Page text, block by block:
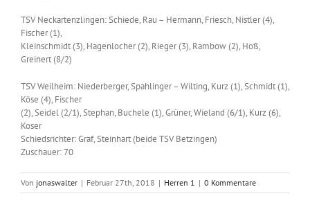
TSV Neckartenzlingen: Schiede, Rau – Hermann, Friesch, Nistler (4),
Fischer (1),
Kleinschmidt (3), Hagenlocher (2), Rieger (3), Rambow (2), Hoß,
Greinert (8/2)
TSV Weilheim: Niederberger, Spahlinger – Wilting, Kurz (1), Schmidt (1),
Köse (4), Fischer
(2), Seidel (2/1), Stephan, Buchele (1), Grüner, Wieland (6/1), Kurz (6),
Koser
Schiedsrichter: Graf, Steinhart (beide TSV Betzingen)
Zuschauer: 70
Von jonaswalter | Februar 27th, 2018 | Herren 1 | 0 Kommentare